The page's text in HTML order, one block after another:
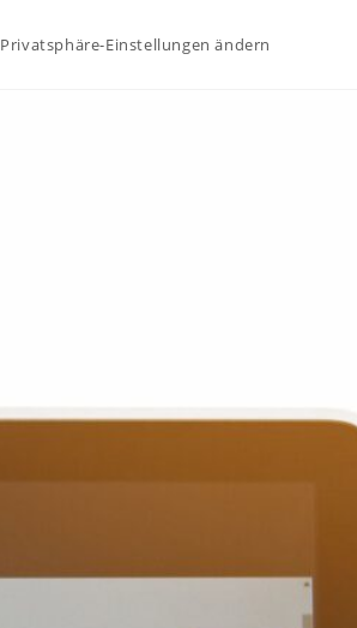
Privatsphäre-Einstellungen ändern